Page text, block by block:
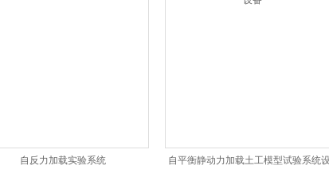
自反力加载实验系统 自平衡静动力加载土工模型试验系统